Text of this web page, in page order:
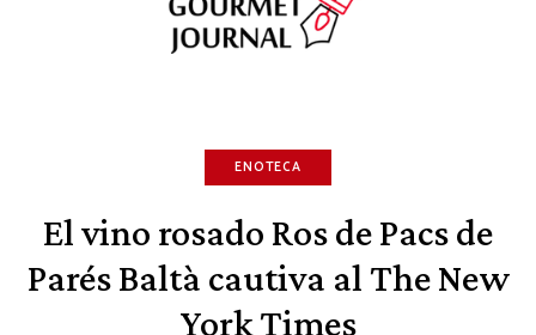
Periódico
ENOTECA
El vino rosado Ros de Pacs de
Parés Baltà cautiva al The New
York Times